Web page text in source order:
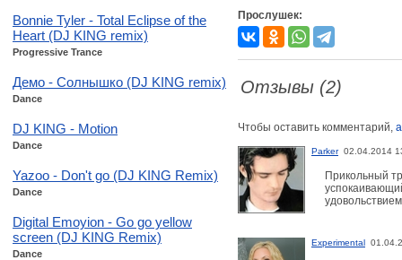
Bonnie Tyler - Total Eclipse of the
Heart (DJ KING remix)
Progressive Trance
Демо - Солнышко (DJ KING remix)
Dance
DJ KING - Motion
Dance
Yazoo - Don't go (DJ KING Remix)
Dance
Digital Emoyion - Go go yellow
screen (DJ KING Remix)
Dance
Прослушек:
Отзывы (2)
Чтобы оставить комментарий,
Parker 02.04.2014
Прикольный
Experimental